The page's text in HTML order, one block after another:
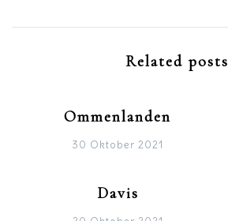
Related posts
Ommenlanden
30 Oktober 2021
Davis